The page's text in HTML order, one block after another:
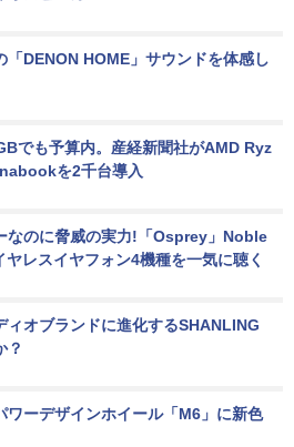
「DENON HOME」サウンドを体感し
でも予算内。産経新聞社がAMD Ryz
を2千台導入
なのに脅威の実力!「Osprey」Noble
レスイヤフォン4機種を一気に聴く
ィオブランドに進化するSHANLING
？
ワーデザインホイール「M6」に新色